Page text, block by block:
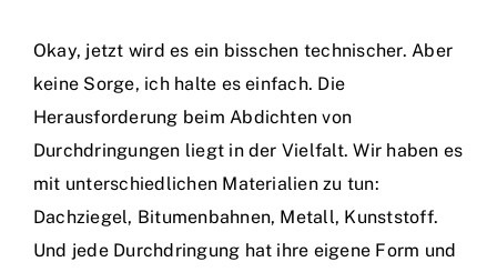
Okay, jetzt wird es ein bisschen technischer. Aber
keine Sorge, ich halte es einfach. Die
Herausforderung beim Abdichten von
Durchdringungen liegt in der Vielfalt. Wir haben es
mit unterschiedlichen Materialien zu tun:
Dachziegel, Bitumenbahnen, Metall, Kunststoff.
Und jede Durchdringung hat ihre eigene Form und